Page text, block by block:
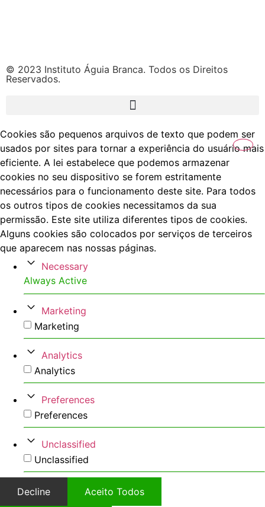
© 2023 Instituto Águia Branca. Todos os Direitos
Reservados.
Cookies são pequenos arquivos de texto que podem ser
usados por sites para tornar a experiência do usuário mais
eficiente. A lei estabelece que podemos armazenar
cookies no seu dispositivo se forem estritamente
necessários para o funcionamento deste site. Para todos
os outros tipos de cookies necessitamos da sua
permissão. Este site utiliza diferentes tipos de cookies.
Alguns cookies são colocados por serviços de terceiros
que aparecem nas nossas páginas.
Necessary
Always Active
Marketing
Marketing
Analytics
Analytics
Preferences
Preferences
Unclassified
Unclassified
Decline Aceito Todos